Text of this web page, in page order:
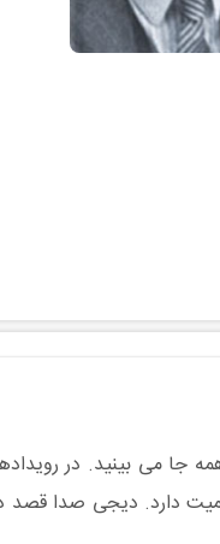
جا می بینید. در
دارد. دیجی صدا